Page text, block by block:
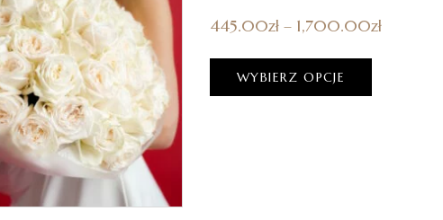
445.00zł– 1,700.00zł
WYBIERZ OPCJE